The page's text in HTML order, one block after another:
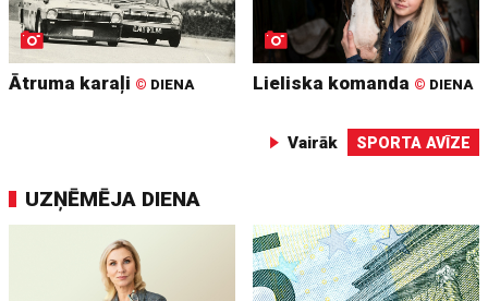
Ātruma karaļi © DIENA Lieliska komanda © DIENA
Vairāk SPORTA AVĪZE
UZŅĒMĒJA DIENA